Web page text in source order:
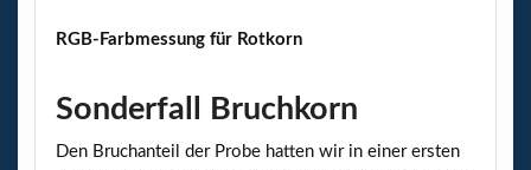
RGB-Farbmessung für Rotkorn
Sonderfall Bruchkorn
Den Bruchanteil der Probe hatten wir in einer ersten